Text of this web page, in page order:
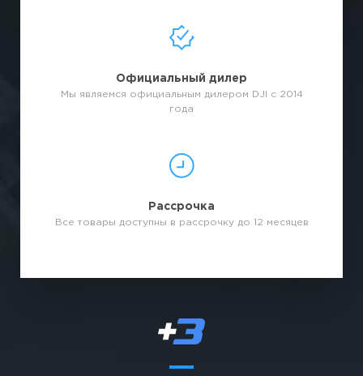
Официальный дилер
Мы являемся официальным дилером DJI с 2014
года
Рассрочка
Все товары доступны в рассрочку до 12 месяцев